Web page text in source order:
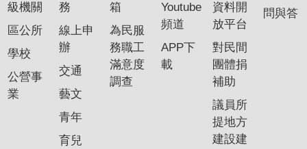
級機關
區公所
學校
公營事
業
務
線上申
辦
交通
藝文
青年
育兒
箱
為民服
務職工
滿意度
調查
Youtube
頻道
APP下
載
資料開
放平台
對民間
團體捐
補助
議員所
提地方
建設建
問與答